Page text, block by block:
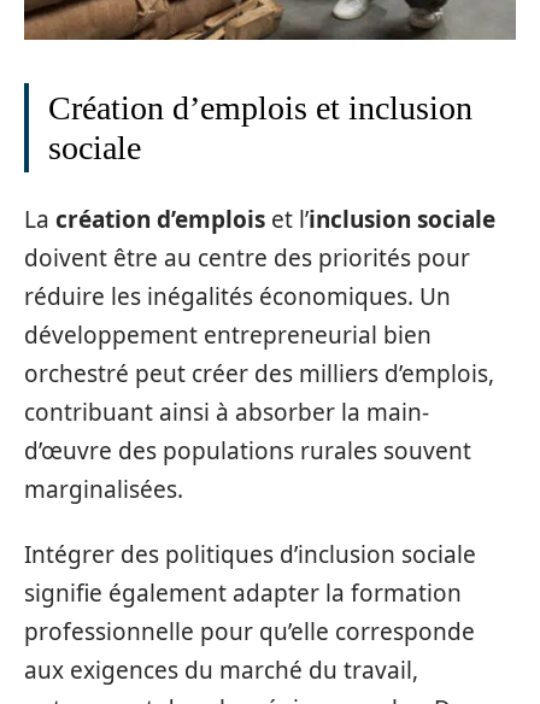
Création d’emplois et inclusion
sociale
La création d’emplois et l’inclusion sociale
doivent être au centre des priorités pour
réduire les inégalités économiques. Un
développement entrepreneurial bien
orchestré peut créer des milliers d’emplois,
contribuant ainsi à absorber la main-
d’œuvre des populations rurales souvent
marginalisées.
Intégrer des politiques d’inclusion sociale
signifie également adapter la formation
professionnelle pour qu’elle corresponde
aux exigences du marché du travail,